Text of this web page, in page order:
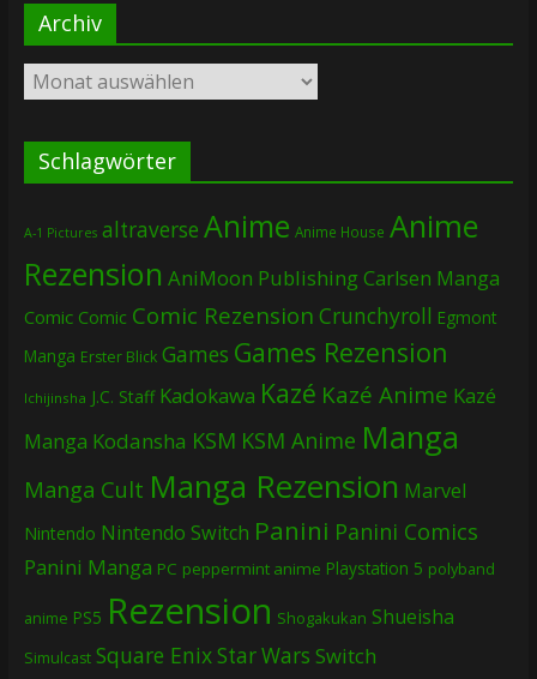
Archiv
Archiv
Schlagwörter
A-1 Pictures altraverse Anime Anime House Anime
Rezension AniMoon PublishingCarlsen Manga
Comic Comic Comic Rezension Crunchyroll Egmont
Manga Erster Blick Games Games Rezension
Ichijinsha J.C. Staff Kadokawa Kazé Kazé Anime Kazé
Manga Kodansha KSM KSM Anime Manga
Manga Cult Manga Rezension Marvel
Nintendo Nintendo Switch Panini Panini Comics
Panini Manga PC peppermint anime Playstation 5 polyband
anime PS5 Rezension Shogakukan Shueisha
Simulcast Square EnixStar Wars Switch